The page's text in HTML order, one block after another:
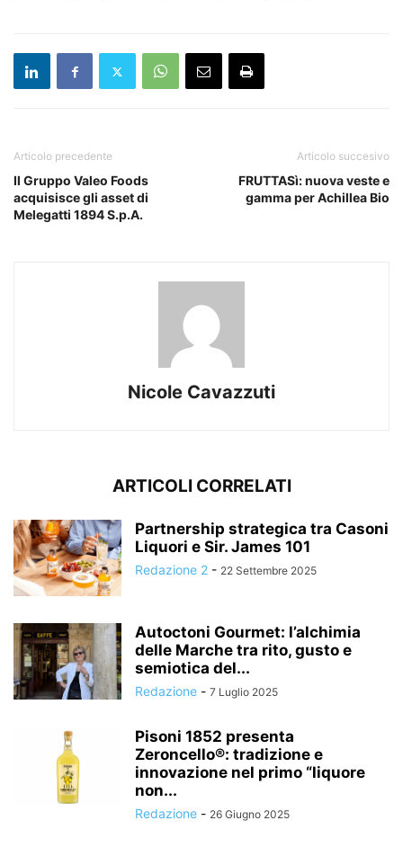
Articolo precedente
Il Gruppo Valeo Foods
acquisisce gli asset di
Melegatti 1894 S.p.A.
Articolo succesivo
FRUTTASì: nuova veste e
gamma per Achillea Bio
Nicole Cavazzuti
ARTICOLI CORRELATI
Partnership strategica tra Casoni
Liquori e Sir. James 101
Redazione 2 - 22 Settembre 2025
Autoctoni Gourmet: l’alchimia
delle Marche tra rito, gusto e
semiotica del...
Redazione - 7 Luglio 2025
Pisoni 1852 presenta
Zeroncello®: tradizione e
innovazione nel primo “liquore
non...
Redazione - 26 Giugno 2025